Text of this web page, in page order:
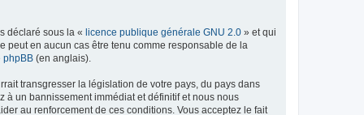
déclaré sous la « licence publique générale GNU 2.0 » et qui
en aucun cas être tenu comme responsable de la
phpBB (en anglais).
transgresser la législation de votre pays, du pays dans
un bannissement immédiat et définitif et nous nous
au renforcement de ces conditions. Vous acceptez le fait